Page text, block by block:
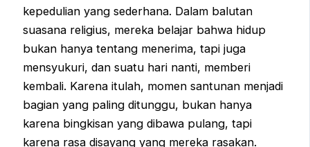
kepedulian yang sederhana. Dalam balutan
suasana religius, mereka belajar bahwa hidup
bukan hanya tentang menerima, tapi juga
mensyukuri, dan suatu hari nanti, memberi
kembali. Karena itulah, momen santunan menjadi
bagian yang paling ditunggu, bukan hanya
karena bingkisan yang dibawa pulang, tapi
karena rasa disayang yang mereka rasakan.